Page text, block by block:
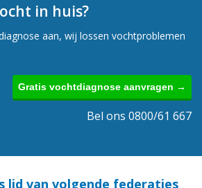
in huis?
aan, wij lossen vochtproblemen
Gratis vochtdiagnose aanvragen →
Bel ons 0800/61 667
lid van volgende federaties